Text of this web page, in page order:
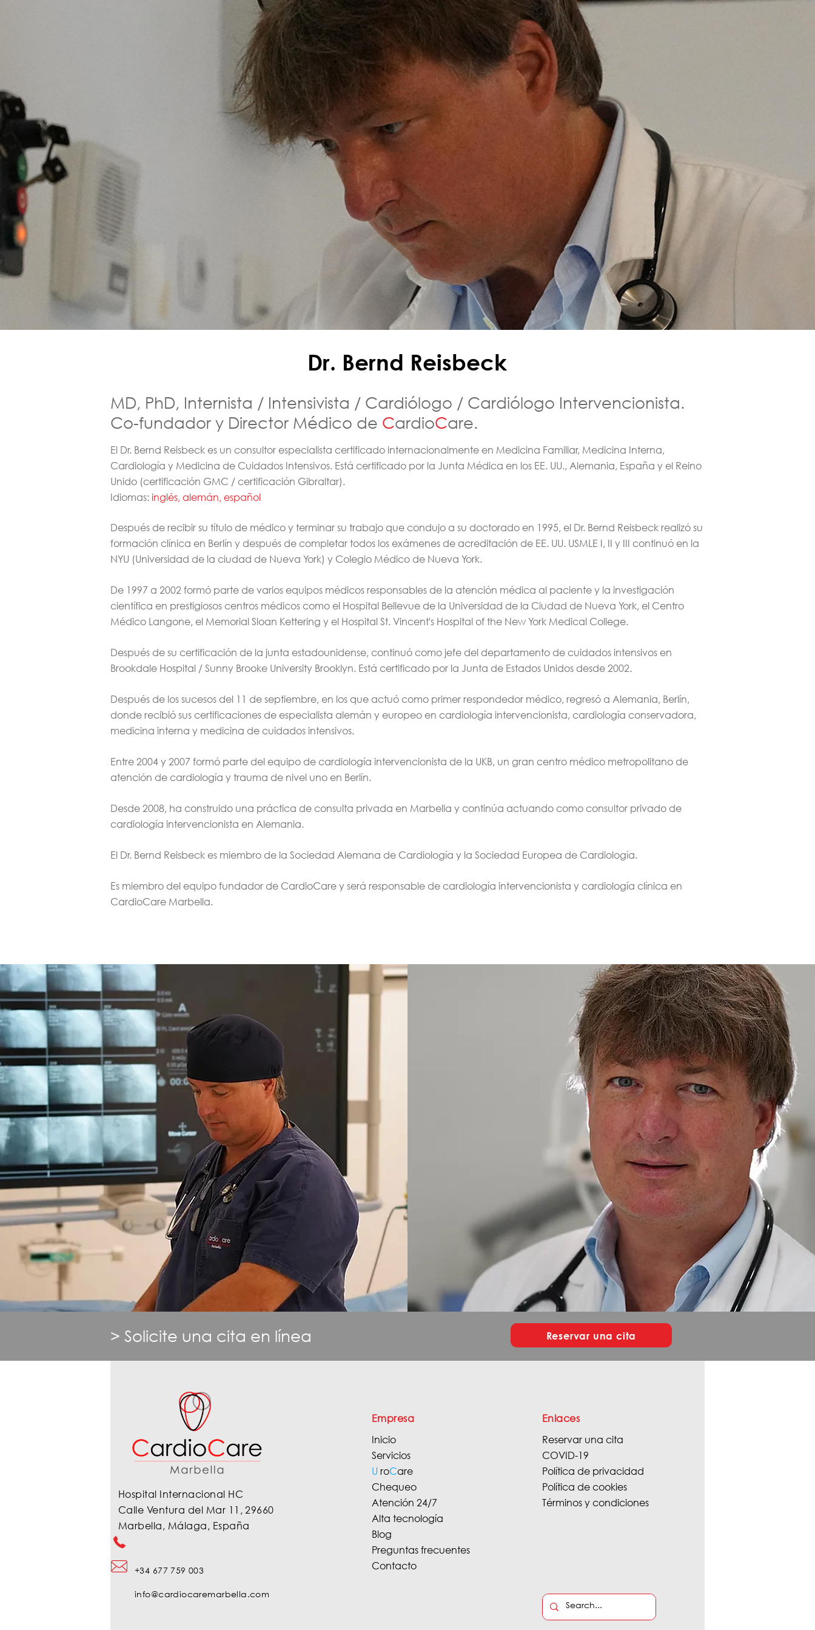
Dr. Bernd Reisbeck
MD, PhD, Internista / Intensivista / Cardiólogo / Cardiólogo Intervencionista.
Co-fundador y Director Médico de CardioCare.
El Dr. Bernd Reisbeck es un consultor especialista certificado internacionalmente en Medicina Familiar, Medicina Interna,
Cardiología y Medicina de Cuidados Intensivos. Está certificado por la Junta Médica en los EE. UU., Alemania, España y el Reino
Unido (certificación GMC / certificación Gibraltar).
Idiomas:inglés, alemán, español
Después de recibir su título de médico y terminar su trabajo que condujo a su doctorado en 1995, el Dr. Bernd Reisbeck realizó su
formación clínica en Berlín y después de completar todos los exámenes de acreditación de EE. UU. USMLE I, II y III continuó en la
NYU (Universidad de la ciudad de Nueva York) y Colegio Médico de Nueva York.
De 1997 a 2002 formó parte de varios equipos médicos responsables de la atención médica al paciente y la investigación
científica en prestigiosos centros médicos como el Hospital Bellevue de la Universidad de la Ciudad de Nueva York, el Centro
Médico Langone, el Memorial Sloan Kettering y el Hospital St. Vincent's Hospital of the New York Medical College.
Después de su certificación de la junta estadounidense, continuó como jefe del departamento de cuidados intensivos en
Brookdale Hospital / Sunny Brooke University Brooklyn. Está certificado por la Junta de Estados Unidos desde 2002.
Después de los sucesos del 11 de septiembre, en los que actuó como primer respondedor médico, regresó a Alemania, Berlín,
donde recibió sus certificaciones de especialista alemán y europeo en cardiología intervencionista, cardiología conservadora,
medicina interna y medicina de cuidados intensivos.
Entre 2004 y 2007 formó parte del equipo de cardiología intervencionista de la UKB, un gran centro médico metropolitano de
atención de cardiología y trauma de nivel uno en Berlín.
Desde 2008, ha construido una práctica de consulta privada en Marbella y continúa actuando como consultor privado de
cardiología intervencionista en Alemania.
El Dr. Bernd Reisbeck es miembro de la Sociedad Alemana de Cardiología y la Sociedad Europea de Cardiología.
Es miembro del equipo fundador de CardioCare y será responsable de cardiología intervencionista y cardiología clínica en
CardioCare Marbella.
> Solicite una cita en línea Reservar una cita
Hospital Internacional HC
Calle Ventura del Mar 11, 29660
Marbella, Málaga, España
Empresa
Inicio
Servicios
U roCare
Chequeo
Atención 24/7
Alta tecnología
Blog
Preguntas frecuentes
Contacto
Enlaces
Reservar una cita
COVID-19
Política de privacidad
Política de cookies
Términos y condiciones
+34 677 759 003
info@cardiocaremarbella.com